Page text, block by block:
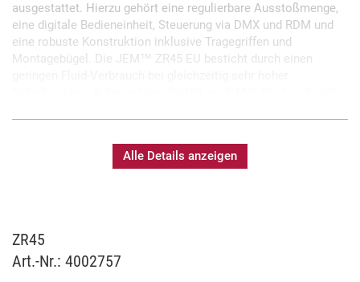
ausgestattet. Hierzu gehört eine regulierbare Ausstoßmenge,
eine digitale Bedieneinheit, Steuerung via DMX und RDM und
eine robuste Konstruktion inklusive Tragegriffen und
Montagebügel. Die JEM™ ZR45 EU besticht durch einen
5l Fluid-Tank
Alle Details anzeigen
ZR45
Art.-Nr.: 4002757